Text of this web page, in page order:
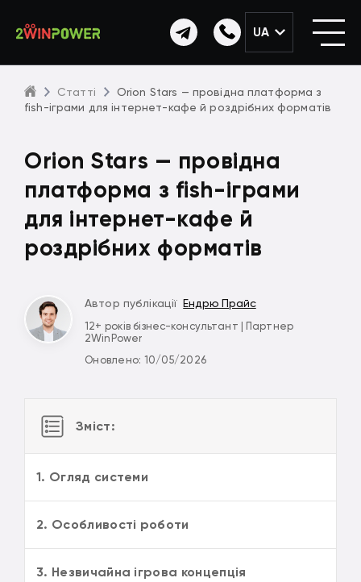
UA
Статті
Orion Stars — провідна платформа з
fish-іграми для інтернет-кафе й роздрібних форматів
Orion Stars — провідна
платформа з fish-іграми
для інтернет-кафе й
роздрібних форматів
Автор публікації Ендрю Прайс
12+ років бізнес-консультант | Партнер
2WinPower
Оновлено: 10/05/2026
Зміст:
1. Огляд системи
2. Особливості роботи
3. Незвичайна ігрова концепція